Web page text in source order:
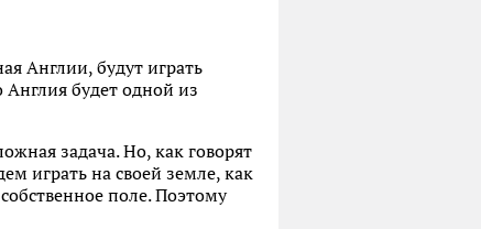
Англии, будут играть
будет одной из
задача. Но, как говорят
играть на своей земле, как
поле. Поэтому